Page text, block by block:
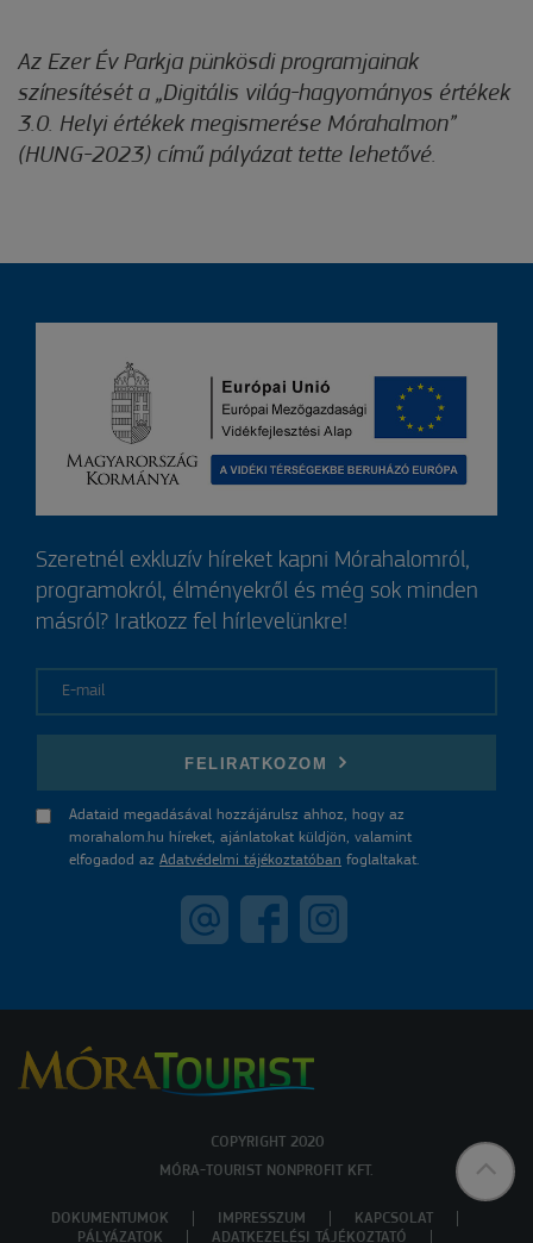
Az Ezer Év Parkja pünkösdi programjainak
színesítését a „Digitális világ-hagyományos értékek
3.0. Helyi értékek megismerése Mórahalmon”
(HUNG-2023) című pályázat tette lehetővé.
Szeretnél exkluzív híreket kapni Mórahalomról,
programokról, élményekről és még sok minden
másról? Iratkozz fel hírlevelünkre!
FELIRATKOZOM
Adataid megadásával hozzájárulsz ahhoz, hogy az
morahalom.hu híreket, ajánlatokat küldjön, valamint
elfogadod az Adatvédelmi tájékoztatóban foglaltakat.
COPYRIGHT 2020
MÓRA-TOURIST NONPROFIT KFT.
DOKUMENTUMOK IMPRESSZUM
KAPCSOLAT
PÁLYÁZATOK
ADATKEZELÉSI TÁJÉKOZTATÓ